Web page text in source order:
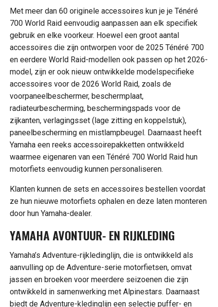
Met meer dan 60 originele accessoires kun je je Ténéré
700 World Raid eenvoudig aanpassen aan elk specifiek
gebruik en elke voorkeur. Hoewel een groot aantal
accessoires die zijn ontworpen voor de 2025 Ténéré 700
en eerdere World Raid-modellen ook passen op het 2026-
model, zijn er ook nieuw ontwikkelde modelspecifieke
accessoires voor de 2026 World Raid, zoals de
voorpaneelbeschermer, beschermplaat,
radiateurbescherming, beschermingspads voor de
zijkanten, verlagingsset (lage zitting en koppelstuk),
paneelbescherming en mistlampbeugel. Daarnaast heeft
Yamaha een reeks accessoirepakketten ontwikkeld
waarmee eigenaren van een Ténéré 700 World Raid hun
motorfiets eenvoudig kunnen personaliseren.
Klanten kunnen de sets en accessoires bestellen voordat
ze hun nieuwe motorfiets ophalen en deze laten monteren
door hun Yamaha-dealer.
YAMAHA AVONTUUR- EN RIJKLEDING
Yamaha’s Adventure-rijkledinglijn, die is ontwikkeld als
aanvulling op de Adventure-serie motorfietsen, omvat
jassen en broeken voor meerdere seizoenen die zijn
ontwikkeld in samenwerking met Alpinestars. Daarnaast
biedt de Adventure-kledinglijn een selectie puffer- en